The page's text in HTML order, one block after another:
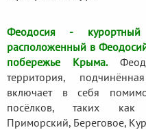
Феодосия -
расположенный в
побережье Крыма.
территория,
включает в себя
посёлков, таких как
Приморский, Береговое,